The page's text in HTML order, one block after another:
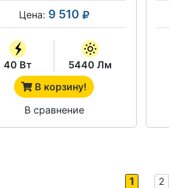
Цена: 9 510
40 Вт
5440 Лм
В корзину!
В сравнение
1 2